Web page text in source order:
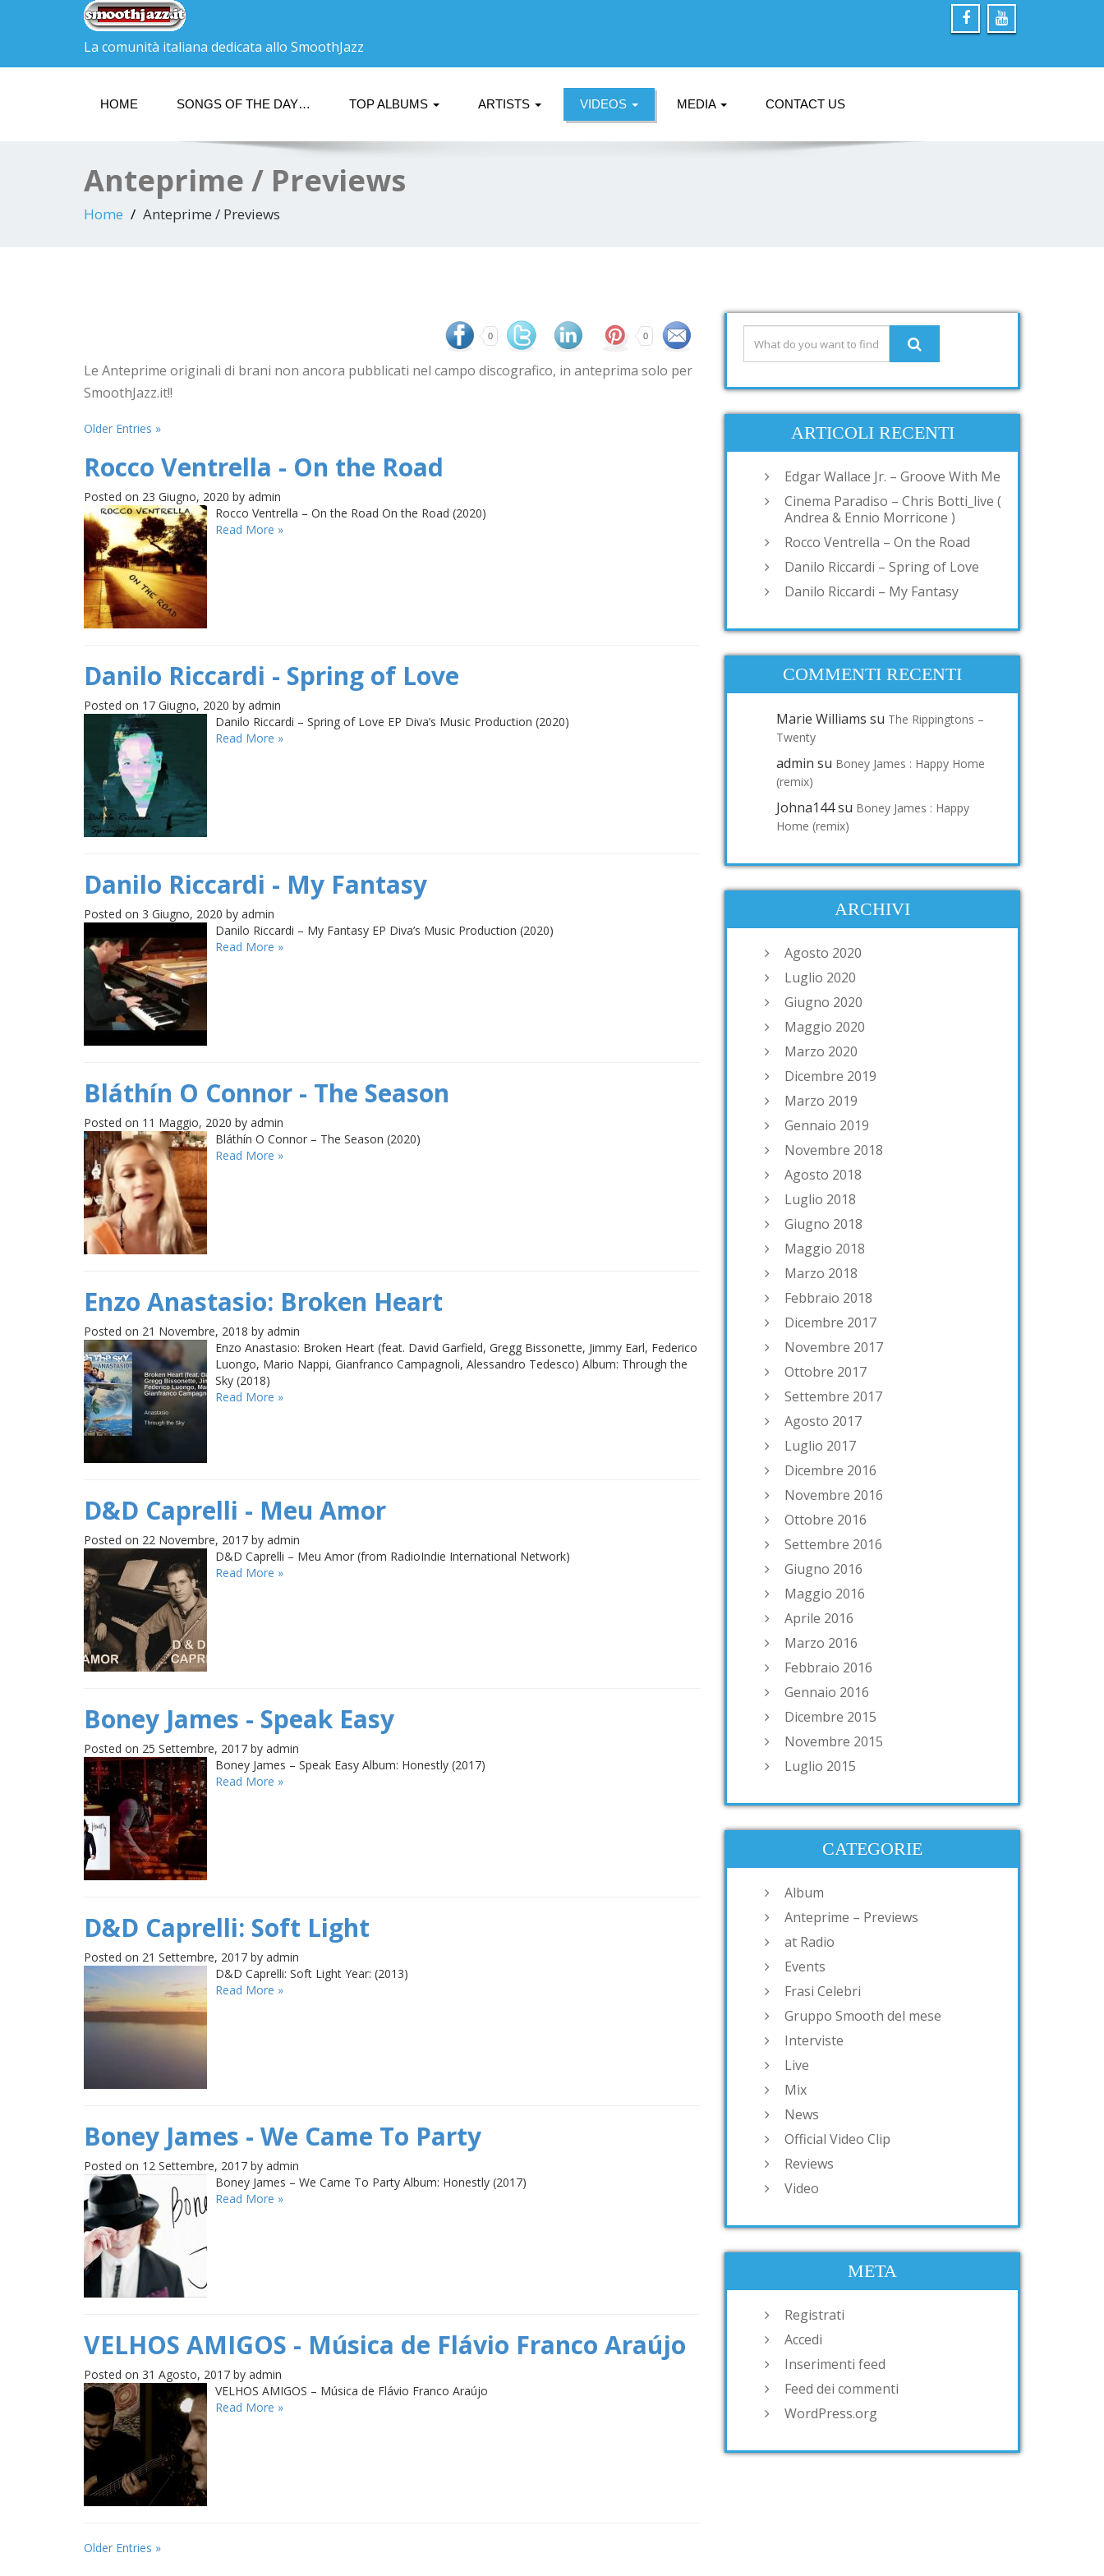
La comunità italiana dedicata allo SmoothJazz
HOME SONGS OF THE DAY… TOP ALBUMS ARTISTS VIDEOS MEDIA CONTACT US
Anteprime / Previews
Home Anteprime / Previews
0 0
Le Anteprime originali di brani non ancora pubblicati nel campo discografico, in anteprima solo per
SmoothJazz.it!!
Older Entries »
Rocco Ventrella - On the Road
Posted on 23 Giugno, 2020 by admin
Rocco Ventrella – On the Road On the Road (2020)
Read More »
Danilo Riccardi - Spring of Love
Posted on 17 Giugno, 2020 by admin
Danilo Riccardi – Spring of Love EP Diva’s Music Production (2020)
Read More »
Danilo Riccardi - My Fantasy
Posted on 3 Giugno, 2020 by admin
Danilo Riccardi – My Fantasy EP Diva’s Music Production (2020)
Read More »
Bláthín O Connor - The Season
Posted on 11 Maggio, 2020 by admin
Bláthín O Connor – The Season (2020)
Read More »
Enzo Anastasio: Broken Heart
Posted on 21 Novembre, 2018 by admin
Enzo Anastasio: Broken Heart (feat. David Garfield, Gregg Bissonette, Jimmy Earl, Federico
Luongo, Mario Nappi, Gianfranco Campagnoli, Alessandro Tedesco) Album: Through the
Sky (2018)
Read More »
D&D Caprelli - Meu Amor
Posted on 22 Novembre, 2017 by admin
D&D Caprelli – Meu Amor (from RadioIndie International Network)
Read More »
Boney James - Speak Easy
Posted on 25 Settembre, 2017 by admin
Boney James – Speak Easy Album: Honestly (2017)
Read More »
D&D Caprelli: Soft Light
Posted on 21 Settembre, 2017 by admin
D&D Caprelli: Soft Light Year: (2013)
Read More »
Boney James - We Came To Party
Posted on 12 Settembre, 2017 by admin
Boney James – We Came To Party Album: Honestly (2017)
Read More »
VELHOS AMIGOS - Música de Flávio Franco Araújo
Posted on 31 Agosto, 2017 by admin
VELHOS AMIGOS – Música de Flávio Franco Araújo
Read More »
Older Entries »
ARTICOLI RECENTI
Edgar Wallace Jr. – Groove With Me
Cinema Paradiso – Chris Botti_live (
Andrea & Ennio Morricone )
Rocco Ventrella – On the Road
Danilo Riccardi – Spring of Love
Danilo Riccardi – My Fantasy
COMMENTI RECENTI
Marie Williams su The Rippingtons –
Twenty
admin su Boney James : Happy Home
(remix)
Johna144su Boney James : Happy
Home (remix)
ARCHIVI
Agosto 2020
Luglio 2020
Giugno 2020
Maggio 2020
Marzo 2020
Dicembre 2019
Marzo 2019
Gennaio 2019
Novembre 2018
Agosto 2018
Luglio 2018
Giugno 2018
Maggio 2018
Marzo 2018
Febbraio 2018
Dicembre 2017
Novembre 2017
Ottobre 2017
Settembre 2017
Agosto 2017
Luglio 2017
Dicembre 2016
Novembre 2016
Ottobre 2016
Settembre 2016
Giugno 2016
Maggio 2016
Aprile 2016
Marzo 2016
Febbraio 2016
Gennaio 2016
Dicembre 2015
Novembre 2015
Luglio 2015
CATEGORIE
Album
Anteprime – Previews
at Radio
Events
Frasi Celebri
Gruppo Smooth del mese
Interviste
Live
Mix
News
Official Video Clip
Reviews
Video
META
Registrati
Accedi
Inserimenti feed
Feed dei commenti
WordPress.org